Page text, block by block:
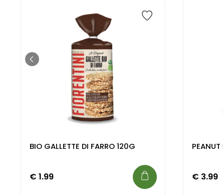
BIO GALLETTE DI FARRO 120G
€ 1.99 € 3.99